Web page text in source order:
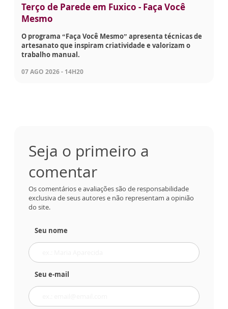
Terço de Parede em Fuxico - Faça Você
Mesmo
O programa “Faça Você Mesmo” apresenta técnicas de
artesanato que inspiram criatividade e valorizam o
trabalho manual.
07 AGO 2026 - 14H20
Seja o primeiro a
comentar
Os comentários e avaliações são de responsabilidade
exclusiva de seus autores e não representam a opinião
do site.
Seu nome
Seu e-mail